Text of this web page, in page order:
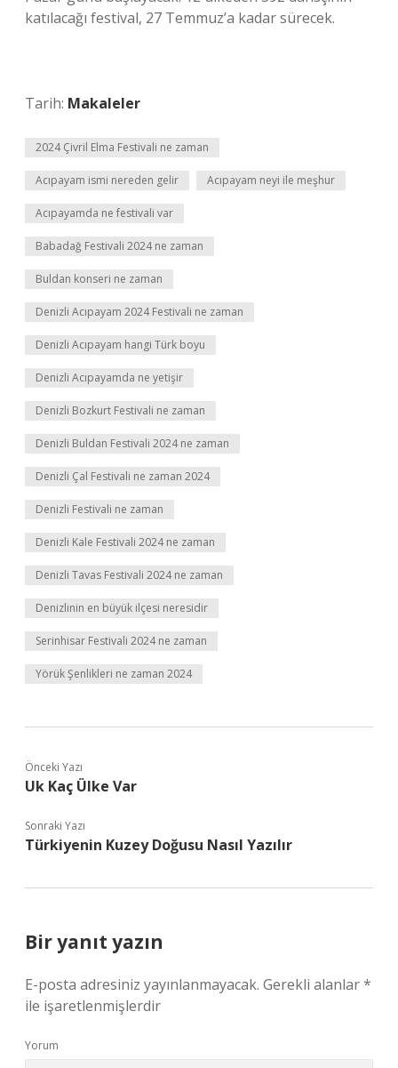
katılacağı festival, 27 Temmuz’a kadar sürecek.
Tarih: Makaleler
2024 Çivril Elma Festivali ne zaman
Acıpayam ismi nereden gelir Acıpayam neyi ile meşhur
Acıpayamda ne festivali var
Babadağ Festivali 2024 ne zaman
Buldan konseri ne zaman
Denizli Acıpayam 2024 Festivali ne zaman
Denizli Acıpayam hangi Türk boyu
Denizli Acıpayamda ne yetişir
Denizli Bozkurt Festivali ne zaman
Denizli Buldan Festivali 2024 ne zaman
Denizli Çal Festivali ne zaman 2024
Denizli Festivali ne zaman
Denizli Kale Festivali 2024 ne zaman
Denizli Tavas Festivali 2024 ne zaman
Denizlinin en büyük ilçesi neresidir
Serinhisar Festivali 2024 ne zaman
Yörük Şenlikleri ne zaman 2024
Önceki Yazı
Uk Kaç Ülke Var
Sonraki Yazı
Türkiyenin Kuzey Doğusu Nasıl Yazılır
Bir yanıt yazın
E-posta adresiniz yayınlanmayacak. Gerekli alanlar*
ile işaretlenmişlerdir
Yorum